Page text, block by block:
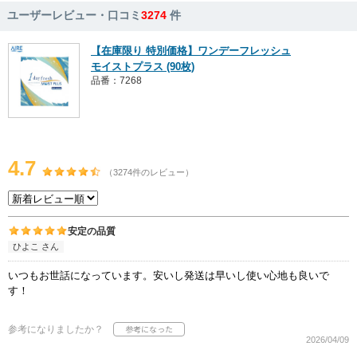
ユーザーレビュー・口コミ3274 件
【在庫限り 特別価格】ワンデーフレッシュ
モイストプラス (90枚)
品番：7268
4.7 （3274件のレビュー）
安定の品質
ひよこ さん
いつもお世話になっています。安いし発送は早いし使い心地も良いで
す！
参考になりましたか？
2026/04/09